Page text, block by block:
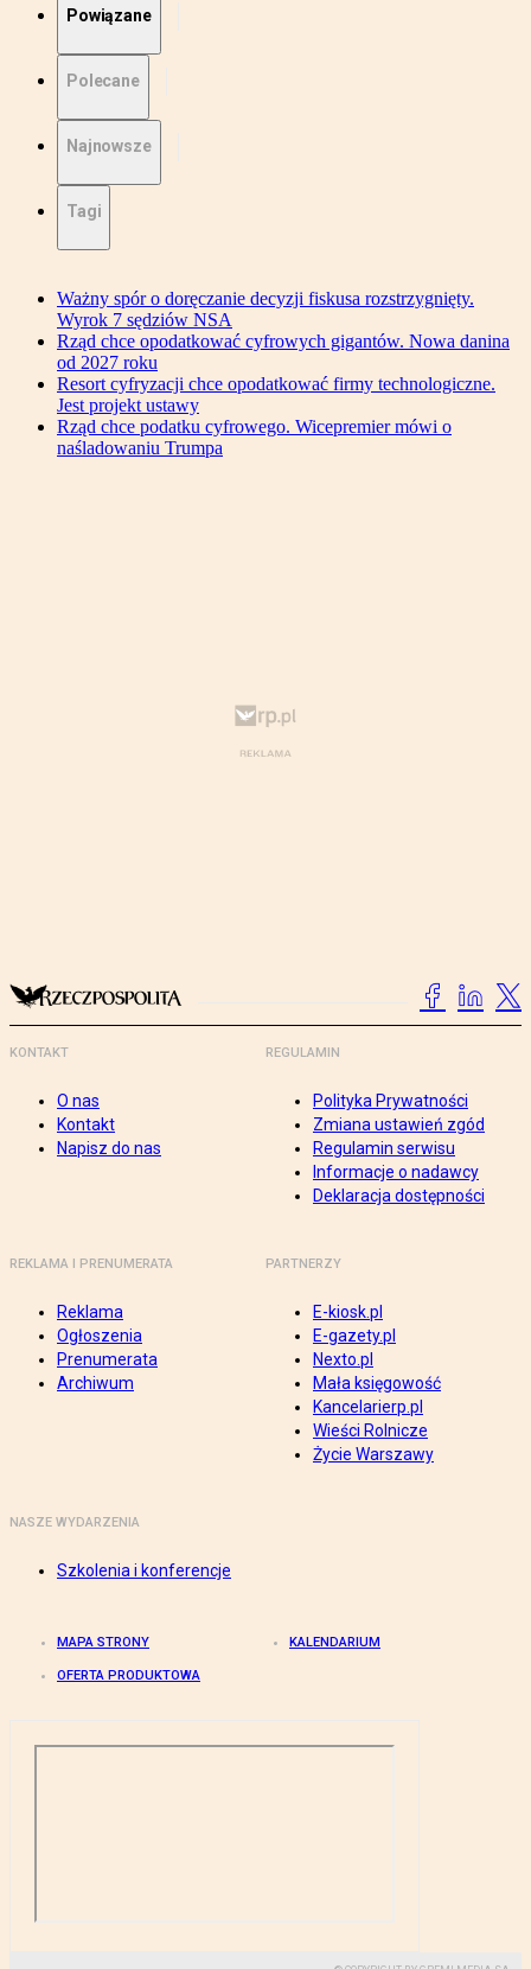
Powiązane
Polecane
Najnowsze
Tagi
Ważny spór o doręczanie decyzji fiskusa rozstrzygnięty.
Wyrok 7 sędziów NSA
Rząd chce opodatkować cyfrowych gigantów. Nowa danina
od 2027 roku
Resort cyfryzacji chce opodatkować firmy technologiczne.
Jest projekt ustawy
Rząd chce podatku cyfrowego. Wicepremier mówi o
naśladowaniu Trumpa
KONTAKT
O nas
Kontakt
Napisz do nas
REGULAMIN
Polityka Prywatności
Zmiana ustawień zgód
Regulamin serwisu
Informacje o nadawcy
Deklaracja dostępności
REKLAMA I PRENUMERATA
Reklama
Ogłoszenia
Prenumerata
Archiwum
PARTNERZY
E-kiosk.pl
E-gazety.pl
Nexto.pl
Mała księgowość
Kancelarierp.pl
Wieści Rolnicze
Życie Warszawy
NASZE WYDARZENIA
Szkolenia i konferencje
MAPA STRONY KALENDARIUM
OFERTA PRODUKTOWA